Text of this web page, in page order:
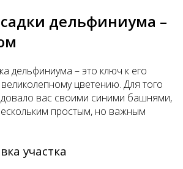
дельфиниума –
дельфиниума – это ключ к его
цветению. Для того
вас своими синими башнями,
простым, но важным
участка